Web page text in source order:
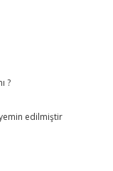
?
yemin edilmiştir